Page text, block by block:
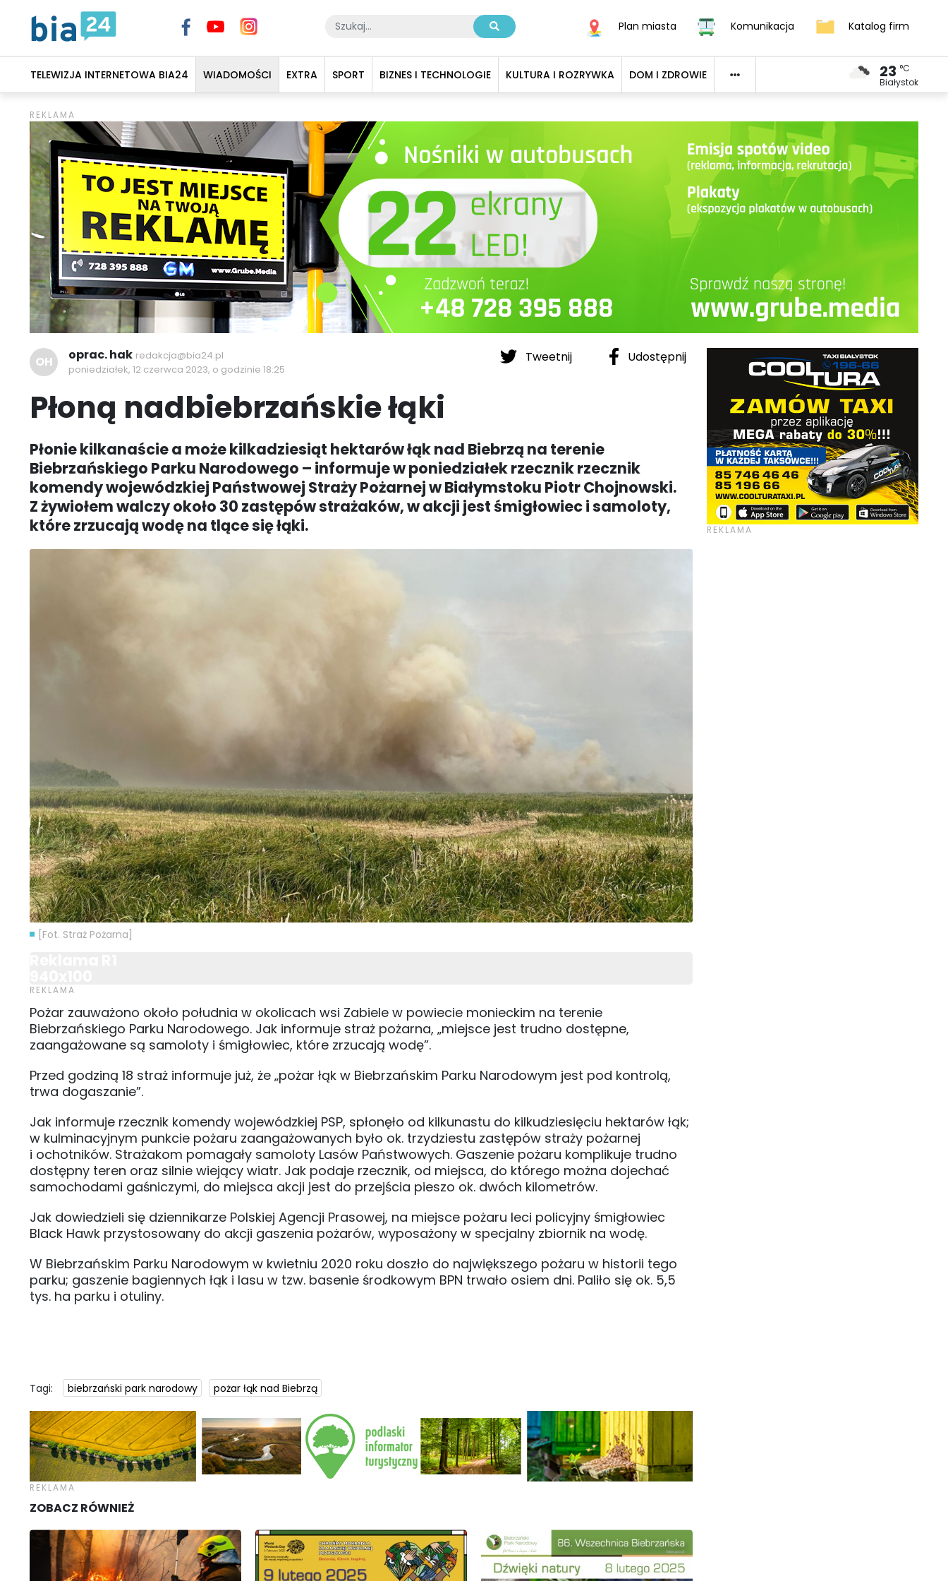
Plan miasta Komunikacja Katalog firm
TELEWIZJA INTERNETOWA BIA24 WIADOMOŚCI EXTRA SPORT BIZNES I TECHNOLOGIE KULTURA I ROZRYWKA DOM I ZDROWIE 23 °C
Białystok
Tweetnij Udostępnij
OH oprac. hak redakcja@bia24.pl
poniedziałek, 12 czerwca 2023, o godzinie 18:25
Płoną nadbiebrzańskie łąki
Płonie kilkanaście a może kilkadziesiąt hektarów łąk nad Biebrzą na terenie
Biebrzańskiego Parku Narodowego – informuje w poniedziałek rzecznik rzecznik
komendy wojewódzkiej Państwowej Straży Pożarnej w Białymstoku Piotr Chojnowski.
Z żywiołem walczy około 30 zastępów strażaków, w akcji jest śmigłowiec i samoloty,
które zrzucają wodę na tlące się łąki.
[Fot. Straż Pożarna]
Pożar zauważono około południa w okolicach wsi Zabiele w powiecie monieckim na terenie
Biebrzańskiego Parku Narodowego. Jak informuje straż pożarna, „miejsce jest trudno dostępne,
zaangażowane są samoloty i śmigłowiec, które zrzucają wodę”.
Przed godziną 18 straż informuje już, że „pożar łąk w Biebrzańskim Parku Narodowym jest pod kontrolą,
trwa dogaszanie”.
Jak informuje rzecznik komendy wojewódzkiej PSP, spłonęło od kilkunastu do kilkudziesięciu hektarów łąk;
w kulminacyjnym punkcie pożaru zaangażowanych było ok. trzydziestu zastępów straży pożarnej
i ochotników. Strażakom pomagały samoloty Lasów Państwowych. Gaszenie pożaru komplikuje trudno
dostępny teren oraz silnie wiejący wiatr. Jak podaje rzecznik, od miejsca, do którego można dojechać
samochodami gaśniczymi, do miejsca akcji jest do przejścia pieszo ok. dwóch kilometrów.
Jak dowiedzieli się dziennikarze Polskiej Agencji Prasowej, na miejsce pożaru leci policyjny śmigłowiec
Black Hawk przystosowany do akcji gaszenia pożarów, wyposażony w specjalny zbiornik na wodę.
W Biebrzańskim Parku Narodowym w kwietniu 2020 roku doszło do największego pożaru w historii tego
parku; gaszenie bagiennych łąk i lasu w tzw. basenie środkowym BPN trwało osiem dni. Paliło się ok. 5,5
tys. ha parku i otuliny.
Tagi: biebrzański park narodowy pożar łąk nad Biebrzą
ZOBACZ RÓWNIEŻ